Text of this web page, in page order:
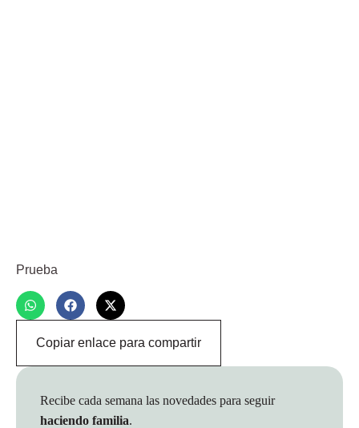
Prueba
Copiar enlace para compartir
Recibe cada semana las novedades para seguir
haciendo familia.